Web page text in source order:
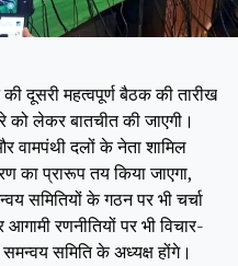
दूसरी महत्वपूर्ण बैठक की तारीख
को लेकर बातचीत की जाएगी।
वामपंथी दलों के नेता शामिल
का प्रारूप तय किया जाएगा,
समितियों के गठन पर भी चर्चा
रणनीतियों पर भी विचार-
समिति के अध्यक्ष होंगे।